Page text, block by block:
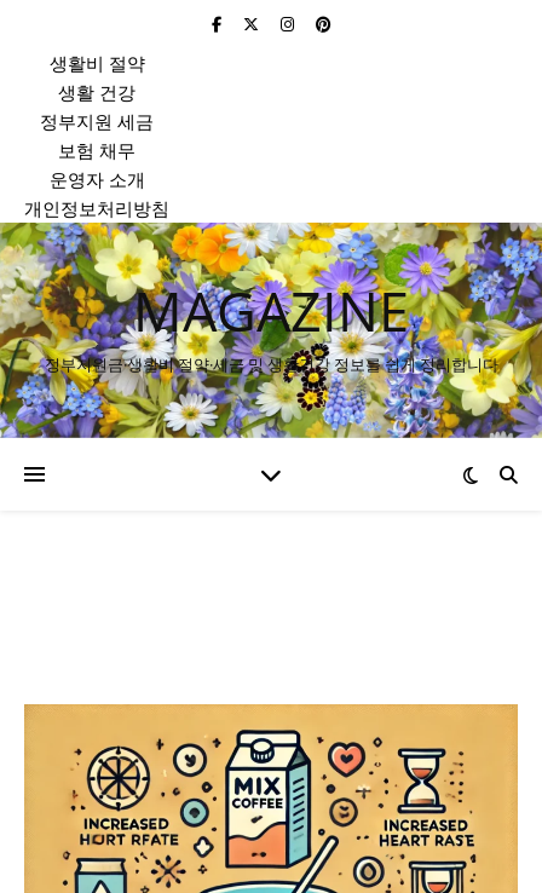
생활비 절약
생활 건강
정부지원 세금
보험 채무
운영자 소개
개인정보처리방침
MAGAZINE
정부지원금·생활비 절약·세금 및 생활건강 정보를 쉽게 정리합니다